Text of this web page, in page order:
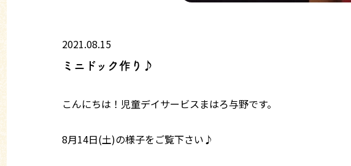
2021.08.15
ミニドック作り♪
こんにちは！児童デイサービスまはろ与野です。
8月14日(土)の様子をご覧下さい♪